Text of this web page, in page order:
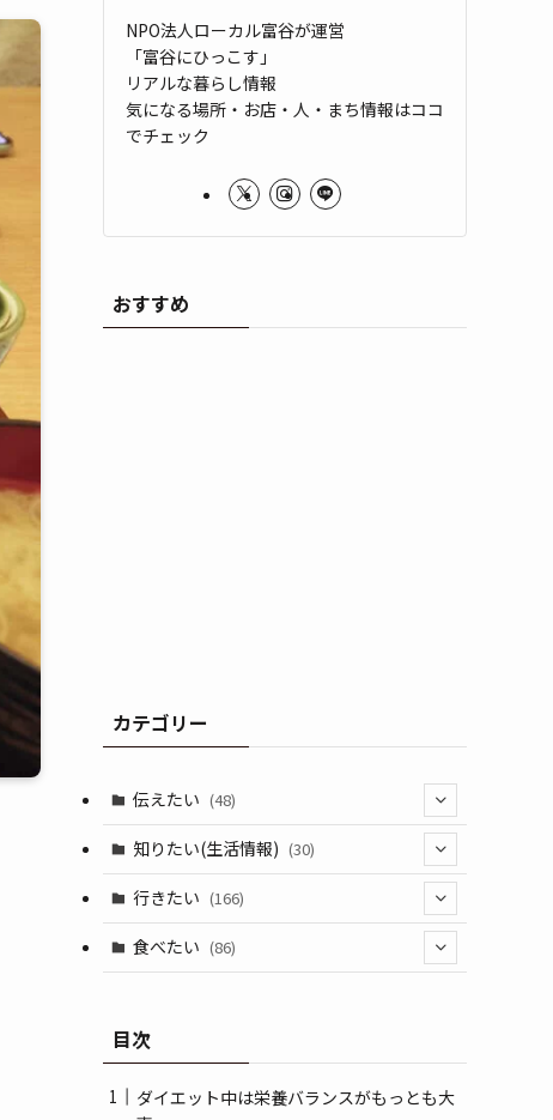
NPO法人ローカル富谷が運営
「富谷にひっこす」
リアルな暮らし情報
気になる場所・お店・人・まち情報はココ
でチェック
おすすめ
カテゴリー
伝えたい (48)
(44)
(1)
知りたい(生活情報) (30)
(10)
(11)
行きたい (166)
(18)
食べたい (86)
目次
ダイエット中は栄養バランスがもっとも大